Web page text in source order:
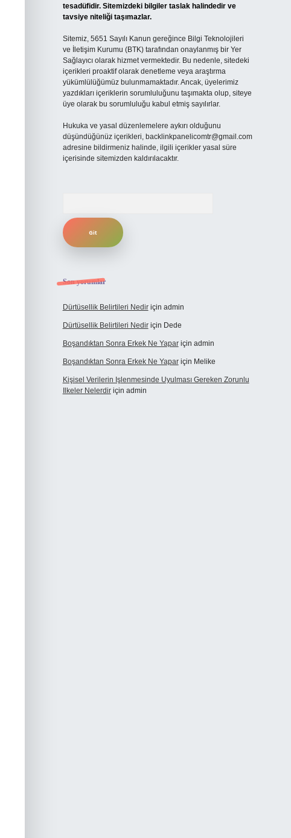
tesadüfidir. Sitemizdeki bilgiler taslak halindedir ve
tavsiye niteliği taşımazlar.
Sitemiz, 5651 Sayılı Kanun gereğince Bilgi Teknolojileri
ve İletişim Kurumu (BTK) tarafından onaylanmış bir Yer
Sağlayıcı olarak hizmet vermektedir. Bu nedenle, sitedeki
içerikleri proaktif olarak denetleme veya araştırma
yükümlülüğümüz bulunmamaktadır. Ancak, üyelerimiz
yazdıkları içeriklerin sorumluluğunu taşımakta olup, siteye
üye olarak bu sorumluluğu kabul etmiş sayılırlar.
Hukuka ve yasal düzenlemelere aykırı olduğunu
düşündüğünüz içerikleri, backlinkpanelicomtr@gmail.com
adresine bildirmeniz halinde, ilgili içerikler yasal süre
içerisinde sitemizden kaldırılacaktır.
Son yorumlar
Dürtüsellik Belirtileri Nediriçin admin
Dürtüsellik Belirtileri Nediriçin Dede
Boşandıktan Sonra Erkek Ne Yapariçin admin
Boşandıktan Sonra Erkek Ne Yapariçin Melike
Kişisel Verilerin Işlenmesinde Uyulması Gereken Zorunlu
Ilkeler Nelerdiriçin admin